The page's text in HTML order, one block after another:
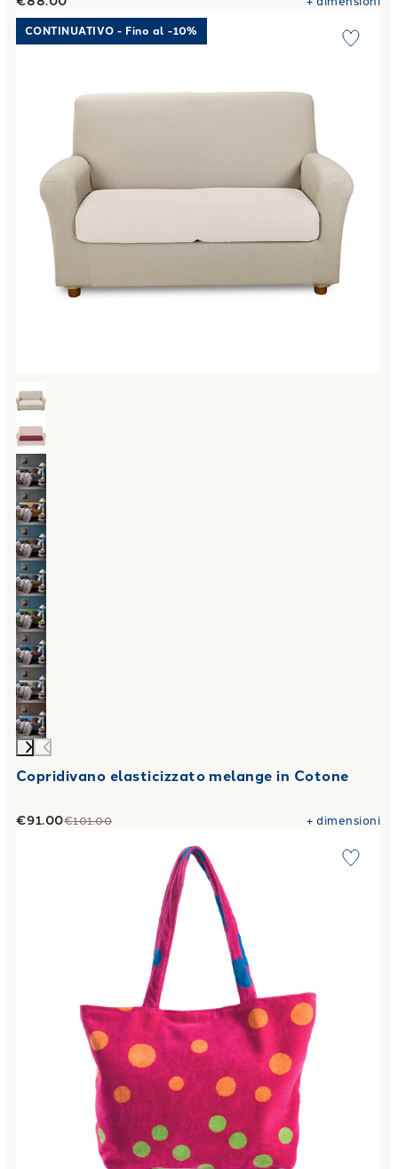
Link to "Copridivano elasticizzato melange in Cotone
CONTINUATIVO - Fino al -10%
Copridivano elasticizzato melange in Cotone
€91.00€101.00 +dimensioni